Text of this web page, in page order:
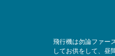
飛行機は勿論ファー
してお供をして、昼